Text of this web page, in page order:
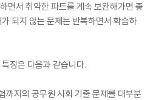
면서 취약한 파트를 계속 보완해가면 좋
되지 않는 문제는 반복하면서 학습하
징은 다음과 같습니다.
지의 공무원 사회 기출 문제를 대부분